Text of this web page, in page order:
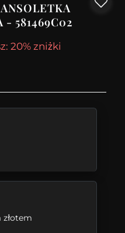
- 581469C02
20% zniżki